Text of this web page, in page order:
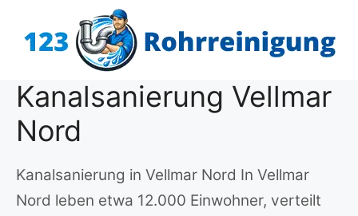
Inhalt
Kanalsanierung Vellmar
Nord
Kanalsanierung in Vellmar Nord In Vellmar
Nord leben etwa 12.000 Einwohner, verteilt